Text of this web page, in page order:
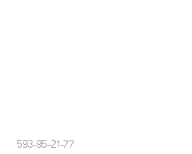
593-95-21-77